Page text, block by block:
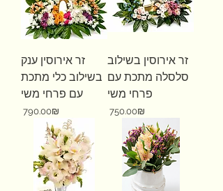
זר אירוסין ענק
בשילוב כלי מתכת
עם פרחי משי
Price ‏790.00 ‏₪
זר אירוסין בשילוב
סלסלה מתכת עם
פרחי משי
Price ‏750.00 ‏₪